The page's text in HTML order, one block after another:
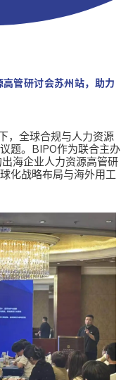
管研讨会苏州站，助力
，全球合规与人力资源
题。BIPO作为联合主办
海企业人力资源高管研
化战略布局与海外用工